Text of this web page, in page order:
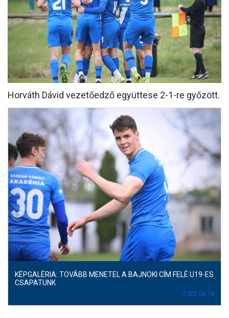
CSAPATOK
MÉRKŐZÉSEK
GALÉRIA
JELENTKEZÉS
SZURKOLÓI ÉLMÉNYEK
VEZETŐSÉG
Horváth Dávid vezetőedző együttese 2-1-re győzött.
KÉPGALÉRIA: TOVÁBB MENETEL A BAJNOKI CÍM FELÉ U19-ES
CSAPATUNK
2022.04.18